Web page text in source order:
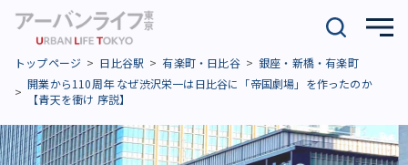
トップページ 日比谷駅 有楽町・日比谷
銀座・新橋・有楽町
開業から110周年 なぜ渋沢栄一は日比谷に「帝国劇場」を作ったのか
【青天を衝け 序説】